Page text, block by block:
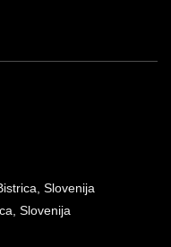
Slovenija
Slovenija